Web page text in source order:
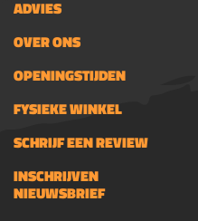
ADVIES
OVER ONS
OPENINGSTIJDEN
FYSIEKE WINKEL
SCHRIJF EEN REVIEW
INSCHRIJVEN
NIEUWSBRIEF